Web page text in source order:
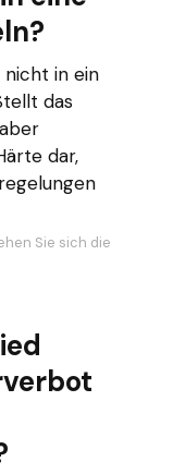
nicht in ein
das
dar,
Sie sich die